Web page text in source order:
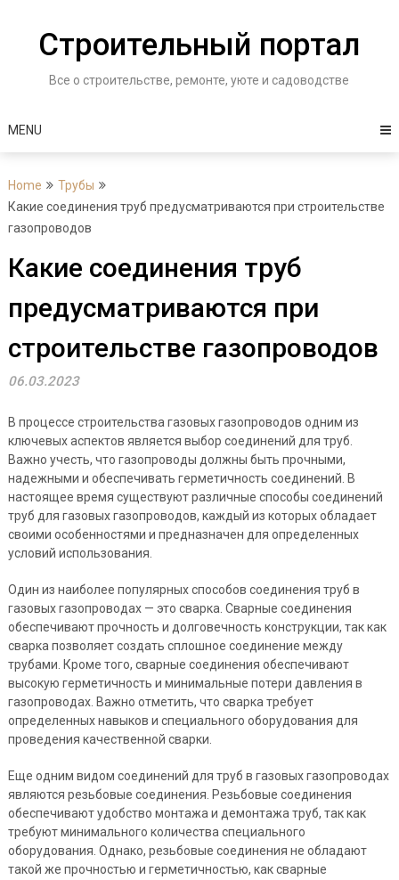
contentСтроительный портал
Все о строительстве, ремонте, уюте и садоводстве
MENU
Home
Трубы
Какие соединения труб предусматриваются при строительстве
газопроводов
Какие соединения труб
предусматриваются при
строительстве газопроводов
06.03.2023
В процессе строительства газовых газопроводов одним из
ключевых аспектов является выбор соединений для труб.
Важно учесть, что газопроводы должны быть прочными,
надежными и обеспечивать герметичность соединений. В
настоящее время существуют различные способы соединений
труб для газовых газопроводов, каждый из которых обладает
своими особенностями и предназначен для определенных
условий использования.
Один из наиболее популярных способов соединения труб в
газовых газопроводах — это сварка. Сварные соединения
обеспечивают прочность и долговечность конструкции, так как
сварка позволяет создать сплошное соединение между
трубами. Кроме того, сварные соединения обеспечивают
высокую герметичность и минимальные потери давления в
газопроводах. Важно отметить, что сварка требует
определенных навыков и специального оборудования для
проведения качественной сварки.
Еще одним видом соединений для труб в газовых газопроводах
являются резьбовые соединения. Резьбовые соединения
обеспечивают удобство монтажа и демонтажа труб, так как
требуют минимального количества специального
оборудования. Однако, резьбовые соединения не обладают
такой же прочностью и герметичностью, как сварные